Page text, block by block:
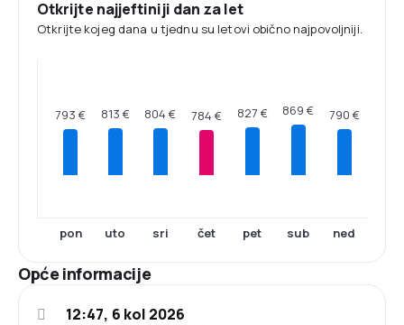
Otkrijte najjeftiniji dan za let
Otkrijte kojeg dana u tjednu su letovi obično najpovoljniji.
793 €
pon
813 €
uto
804 €
sri
784 €
čet
827 €
pet
869 €
sub
790 €
ned
Opće informacije
12:47, 6 kol 2026